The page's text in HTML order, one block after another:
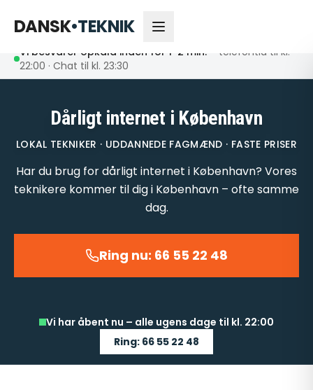
DANSK•TEKNIK
Åbent nu
Vi besvarer opkald inden for 1-2 min. – telefontid til kl.
22:00 · Chat til kl. 23:30
Dårligt internet i København
LOKAL TEKNIKER · UDDANNEDE FAGMÆND · FASTE PRISER
Har du brug for dårligt internet i København? Vores
teknikere kommer til dig i København – ofte samme
dag.
Ring nu: 66 55 22 48
Vi har åbent nu – alle ugens dage til kl. 22:00
Ring: 66 55 22 48